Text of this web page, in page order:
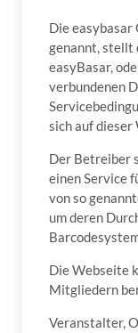
Die easybasar
genannt, stellt
easyBasar,
verbundenen
sich auf dieser
Der Betreiber
einen Service
von so
um deren
Die Webseite
Mitgliedern
Veranstalter,